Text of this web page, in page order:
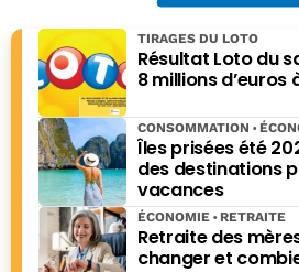
Résultat Loto du
8 millions d’euros
TIRAGES DU LOTO
Îles prisées été
des destinations
vacances
CONSOMMATION
Retraite des
changer et
ÉCONOMIE RETRAITE